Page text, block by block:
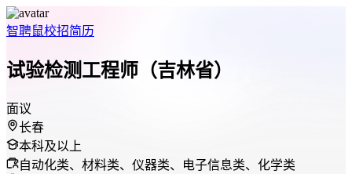
智聘鼠校招简历
试验检测工程师（吉林省）
面议
长春
本科及以上
自动化类、材料类、仪器类、电子信息类、化学类